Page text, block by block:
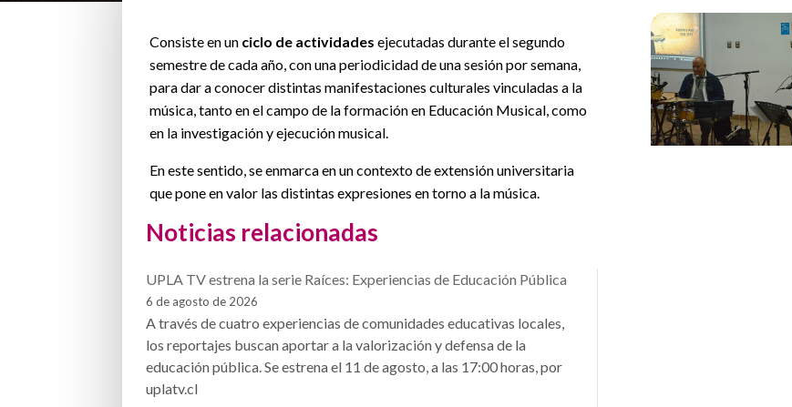
Consiste en un ciclo de actividades ejecutadas durante el segundo
semestre de cada año, con una periodicidad de una sesión por semana,
para dar a conocer distintas manifestaciones culturales vinculadas a la
música, tanto en el campo de la formación en Educación Musical, como
en la investigación y ejecución musical.
En este sentido, se enmarca en un contexto de extensión universitaria
que pone en valor las distintas expresiones en torno a la música.
Noticias relacionadas
UPLA TV estrena la serie Raíces: Experiencias de Educación Pública
6 de agosto de 2026
A través de cuatro experiencias de comunidades educativas locales,
los reportajes buscan aportar a la valorización y defensa de la
educación pública. Se estrena el 11 de agosto, a las 17:00 horas, por
uplatv.cl